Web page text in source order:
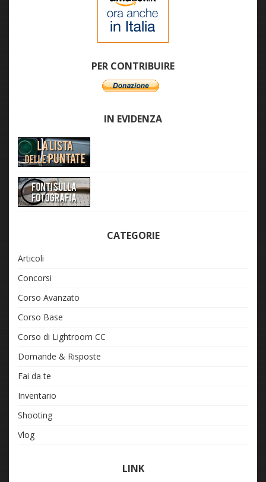
PER CONTRIBUIRE
IN EVIDENZA
CATEGORIE
Articoli
Concorsi
Corso Avanzato
Corso Base
Corso di Lightroom CC
Domande & Risposte
Fai da te
Inventario
Shooting
Vlog
LINK